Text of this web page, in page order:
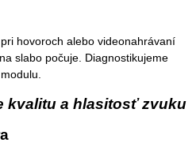
hovoroch alebo videonahrávaní
slabo počuje. Diagnostikujeme
kvalitu a hlasitosť zvuku